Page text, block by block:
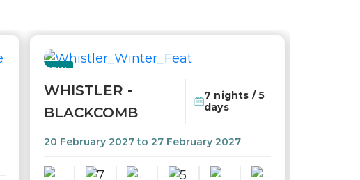
SKI
WHISTLER -
BLACKCOMB
7 nights / 5
days
20 February 2027 to 27 February 2027